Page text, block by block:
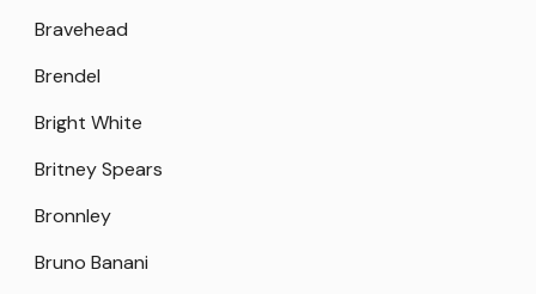
Bravehead
Brendel
Bright White
Britney Spears
Bronnley
Bruno Banani